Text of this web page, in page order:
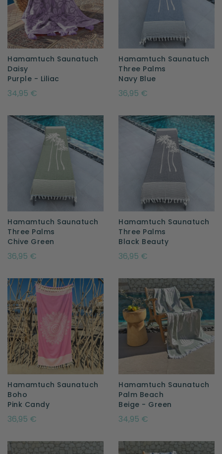
Hamamtuch Saunatuch
Daisy
Purple - Liliac
34,95 €
Hamamtuch Saunatuch
Three Palms
Navy Blue
36,95 €
Hamamtuch Saunatuch
Three Palms
Chive Green
36,95 €
Hamamtuch Saunatuch
Three Palms
Black Beauty
36,95 €
Hamamtuch Saunatuch
Boho
Pink Candy
36,95 €
Hamamtuch Saunatuch
Palm Beach
Beige - Green
34,95 €